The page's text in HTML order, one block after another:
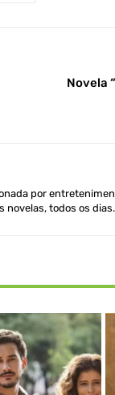
Novela
por
novelas, todos os dias.